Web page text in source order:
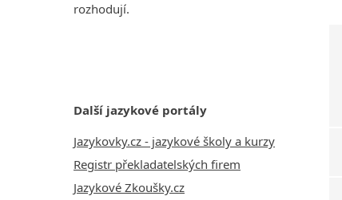
rozhodují.
Další jazykové portály
Jazykovky.cz - jazykové školy a kurzy
Registr překladatelských firem
Jazykové Zkoušky.cz